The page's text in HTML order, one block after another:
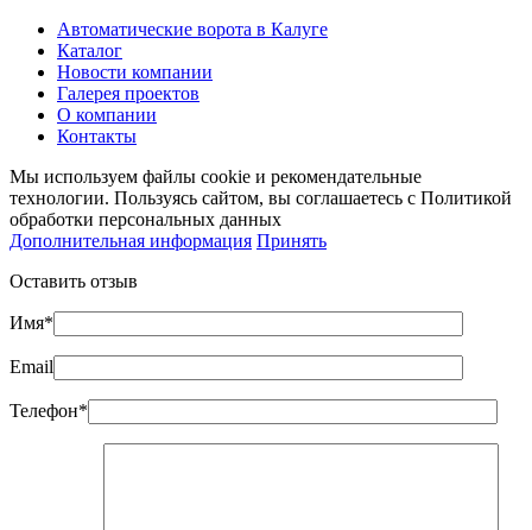
Автоматические ворота в Калуге
Каталог
Новости компании
Галерея проектов
О компании
Контакты
Мы используем файлы cookie и рекомендательные
технологии. Пользуясь сайтом, вы соглашаетесь с Политикой
обработки персональных данных
Дополнительная информация Принять
Оставить отзыв
Имя*
Email
Телефон*